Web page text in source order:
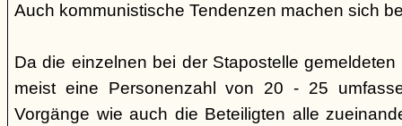
Auch kommunistische Tendenzen machen sich
Da die einzelnen bei der Stapostelle
meist eine Personenzahl von 20 - 25
Vorgänge wie auch die Beteiligten alle